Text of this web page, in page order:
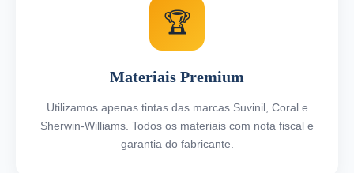
🏆
Materiais Premium
Utilizamos apenas tintas das marcas Suvinil, Coral e
Sherwin-Williams. Todos os materiais com nota fiscal e
garantia do fabricante.